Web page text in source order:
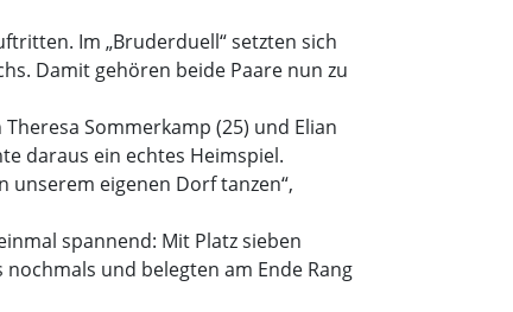
Im „Bruderduell“ setzten sich
Damit gehören beide Paare nun zu
Sommerkamp (25) und Elian
daraus ein echtes Heimspiel.
unserem eigenen Dorf tanzen“,
spannend: Mit Platz sieben
und belegten am Ende Rang